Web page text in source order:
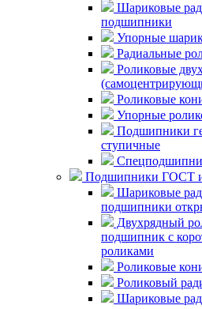
Шариковые
подшипники
Упорные
Радиальные
Роликовые
Роликовые
Упорные
Подшипники
ступичные
Подшипники ГОСТ
Шариковые
подшипники
Двухрядный
подшипник с
роликами
Роликовые
Роликовый
Шариковые